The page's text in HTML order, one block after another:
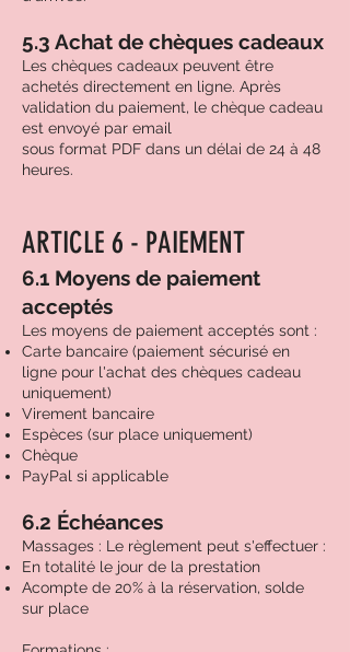
5.3 Achat de chèques cadeaux
Les chèques cadeaux peuvent être
achetés directement en ligne. Après
validation du paiement, le chèque cadeau
est envoyé par email
sous format PDF dans un délai de 24 à 48
heures.
ARTICLE 6 - PAIEMENT
6.1 Moyens de paiement
acceptés
Les moyens de paiement acceptés sont :
Carte bancaire (paiement sécurisé en
ligne pour l'achat des chèques cadeau
uniquement)
Virement bancaire
Espèces (sur place uniquement)
Chèque
PayPal si applicable
6.2 Échéances
Massages : Le règlement peut s'effectuer :
En totalité le jour de la prestation
Acompte de 20% à la réservation, solde
sur place